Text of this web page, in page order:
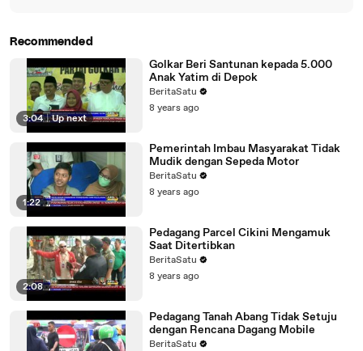
Recommended
3:04 | Up next
Golkar Beri Santunan kepada 5.000
Anak Yatim di Depok
BeritaSatu
8 years ago
1:22
Pemerintah Imbau Masyarakat Tidak
Mudik dengan Sepeda Motor
BeritaSatu
8 years ago
2:08
Pedagang Parcel Cikini Mengamuk
Saat Ditertibkan
BeritaSatu
8 years ago
Pedagang Tanah Abang Tidak Setuju
dengan Rencana Dagang Mobile
BeritaSatu